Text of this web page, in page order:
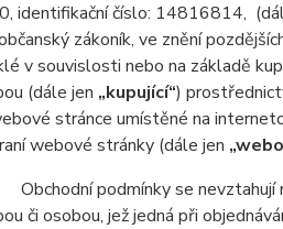
identifikační číslo: 14816814,
zákoník, ve znění
v souvislosti nebo na základě
(dále jen „kupující“)
stránce umístěné na
webové stránky (dále jen
podmínky se nevztahují
či osobou, jež jedná při